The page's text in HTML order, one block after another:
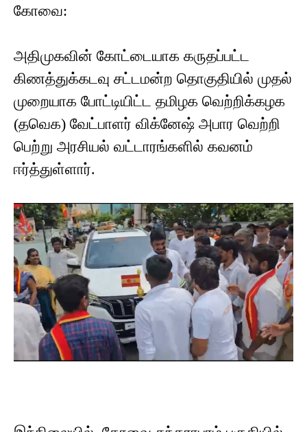
கோவை:
அதிமுகவின் கோட்டையாக கருதப்பட்ட
கிணத்துக்கடவு சட்டமன்ற தொகுதியில் முதல்
முறையாக போட்டியிட்ட தமிழக வெற்றிக்கழக
(தவெக) வேட்பாளர் விக்னேஷ் அபார வெற்றி
பெற்று அரசியல் வட்டாரங்களில் கவனம்
ஈர்த்துள்ளார்.